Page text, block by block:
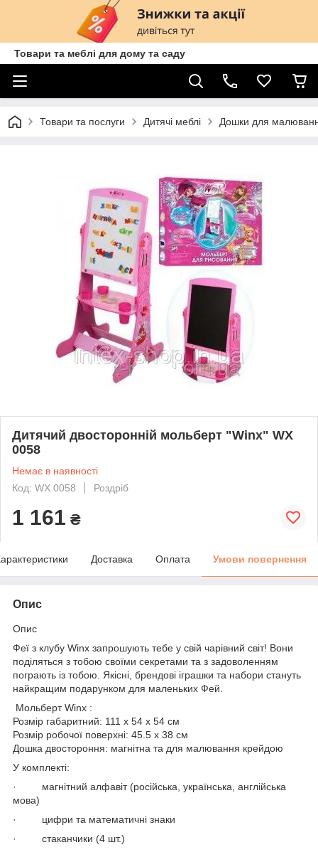
Товари та меблі для дому та саду
Товари та послуги Дитячі меблі Дошки для
Дитячий двосторонній мольберт "Winx" WX
0058
Немає в наявності
Код: WX 0058
Роздріб
1 161 ₴
Доставка Оплата Умови повернення
Опис
Опис
Феї з клубу Winx запрошують тебе у свій чарівний світ! Вони
поділяться з тобою своїми секретами та з задоволенням
пограють із тобою. Якісні, брендові іграшки та набори стануть
найкращим подарунком для маленьких Фей.
Мольберт Winx :
Розмір габаритний: 111 х 54 х 54 см
Розмір робочої поверхні: 45.5 х 38 см
Дошка двостороння: магнітна та для малювання крейдою
У комплекті:
· магнітний алфавіт (російська, українська, англійська
мова)
· цифри та математичні знаки
· стаканчики (4 шт.)